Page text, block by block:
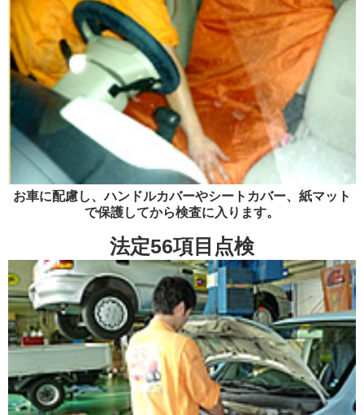
お車に配慮し、ハンドルカバーやシートカバー、紙マット
で保護してから検査に入ります。
法定56項目点検